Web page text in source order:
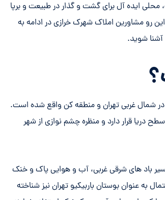
ایده آل برای گشت و گذار در طبیعت و برپا
رو مشاورین املاک شهرک خرازی در ادامه به
آشنا شوید.
در شمال غربی تهران و منطقه کن واقع شده است.
در مساحتی بالغ بر ۱۰۰ هکتار در ارتفاع ۱.۸۰۰ متری از سطح دریا قرار دارد و منظره چشم نوازی از شهر
باد های شرقی غربی، آب و هوایی پاک و خنک
به عنوان بوستان باربیکیو تهران نیز شناخته